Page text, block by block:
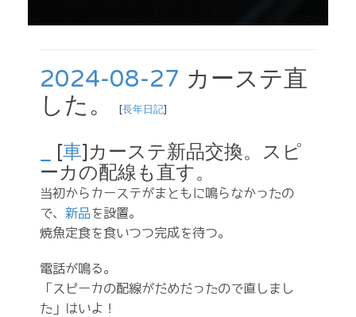
2024-08-27 カーステ直
した。
[長年日記]
[車]カーステ新品交換。スピ
ーカの配線も直す。
当初からカーステがまともに鳴らなかったの
で、 新品を設置。
焼魚定食を食いつつ完成を待つ。
電話が鳴る。
「スピーカの配線がだめだったので直しまし
た」はいよ！